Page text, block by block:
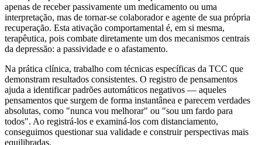
apenas de receber passivamente um medicamento ou uma
interpretação, mas de tornar-se colaborador e agente de sua própria
recuperação. Esta ativação comportamental é, em si mesma,
terapêutica, pois combate diretamente um dos mecanismos centrais
da depressão: a passividade e o afastamento.
Na prática clínica, trabalho com técnicas específicas da TCC que
demonstram resultados consistentes. O registro de pensamentos
ajuda a identificar padrões automáticos negativos — aqueles
pensamentos que surgem de forma instantânea e parecem verdades
absolutas, como "nunca vou melhorar" ou "sou um fardo para
todos". Ao registrá-los e examiná-los com distanciamento,
conseguimos questionar sua validade e construir perspectivas mais
equilibradas.